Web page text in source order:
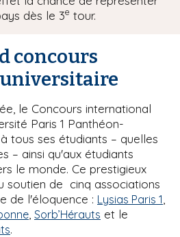
dès le 3e tour.
concours
universitaire
le Concours international
Paris 1 Panthéon-
tous ses étudiants – quelles
– ainsi qu'aux étudiants
le monde. Ce prestigieux
soutien de cinq associations
de l'éloquence : Lysias Paris 1
Sorb’Hérauts et le
.